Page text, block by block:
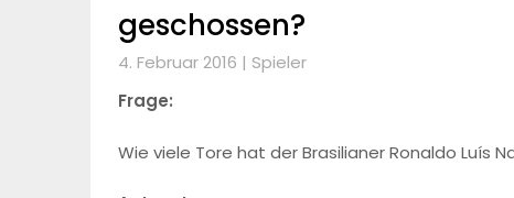
geschossen?
4. Februar 2016 | Spieler
Frage:
Wie viele Tore hat der Brasilianer Ronaldo Luís